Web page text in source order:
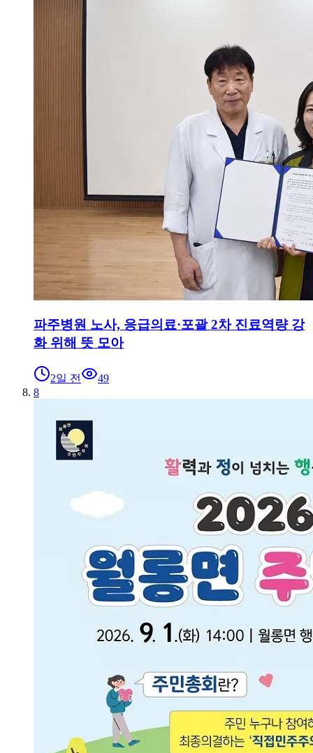
파주병원 노사, 응급의료·포괄 2차 진료역량 강
화 위해 뜻 모아
2일 전
49
8